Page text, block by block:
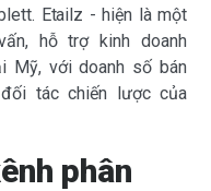
Etailz - hiện là một
hỗ trợ kinh doanh
Mỹ, với doanh số bán
tác chiến lược của
phân